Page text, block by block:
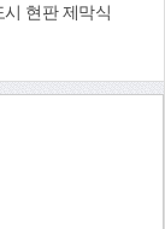
, 전자결재시스템
운영할 계획이다.
두가 구청장이라
4103>
시 현판 제막식